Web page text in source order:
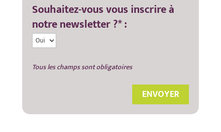
Souhaitez-vous vous inscrire à
notre newsletter ?* :
Tous les champs sont obligatoires